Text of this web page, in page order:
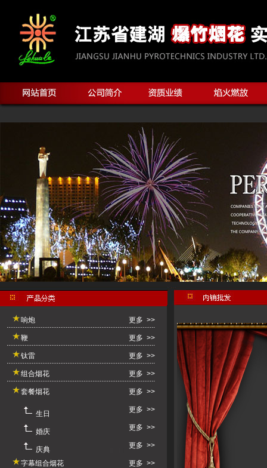
更多 >>
响炮
更多 >>
鞭
更多 >>
钛雷
更多 >>
组合烟花
更多 >>
套餐烟花
更多 >>
生日
更多 >>
婚庆
更多 >>
庆典
更多 >>
字幕组合烟花